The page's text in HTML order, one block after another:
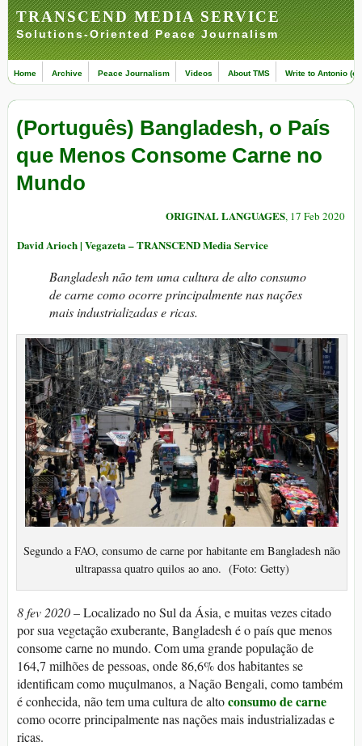
TRANSCEND MEDIA SERVICE
Solutions-Oriented Peace Journalism
Home Archive Peace Journalism Videos About TMS Write to Antonio
(Português) Bangladesh, o País
que Menos Consome Carne no
Mundo
ORIGINAL LANGUAGES, 17 Feb 2020
David Arioch | Vegazeta – TRANSCEND Media Service
Bangladesh não tem uma cultura de alto consumo
de carne como ocorre principalmente nas nações
mais industrializadas e ricas.
Segundo a FAO, consumo de carne por habitante em Bangladesh não
ultrapassa quatro quilos ao ano. (Foto: Getty)
8 fev 2020 –Localizado no Sul da Ásia, e muitas vezes citado
por sua vegetação exuberante, Bangladesh é o país que menos
consome carne no mundo. Com uma grande população de
164,7 milhões de pessoas, onde 86,6% dos habitantes se
identificam como muçulmanos, a Nação Bengali, como também
é conhecida, não tem uma cultura de altoconsumo de carne
como ocorre principalmente nas nações mais industrializadas e
ricas.